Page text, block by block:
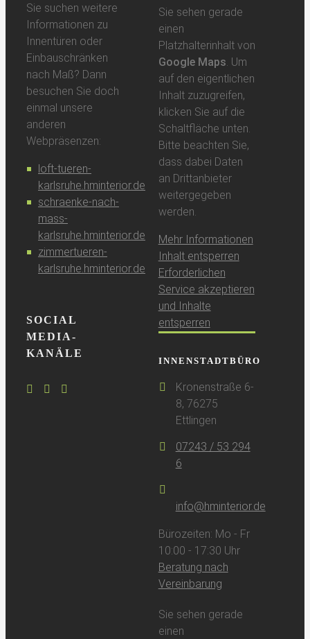
Sie suchen weitere
Informationen zu
Innentüren oder
Einbauschränken
nach Maß? Dann
besuchen Sie doch
einmal unsere
anderen
Webpräsenzen:
loft-tueren-
karlsruhe.hminterior.de
schraenke-nach-
mass-
karlsruhe.hminterior.de
zimmertueren-
karlsruhe.hminterior.de
SOCIAL
MEDIA-
KANÄLE
Sie sehen gerade
einen
Platzhalterinhalt von
Google Maps. Um
auf den eigentlichen
Inhalt zuzugreifen,
klicken Sie auf die
Schaltfläche unten.
Bitte beachten Sie,
dass dabei Daten
an Drittanbieter
weitergegeben
werden.
Mehr Informationen
Inhalt entsperren
Erforderlichen
Service akzeptieren
und Inhalte
entsperren
INNENSTADTBÜRO
Kronenstraße 6-
8, 76275
Ettlingen
07243 / 53 294
6
info@hminterior.de
Bürozeiten: Mo - Fr
10:00 - 17:30 Uhr
Beratung nach
Vereinbarung
Sie sehen gerade
einen